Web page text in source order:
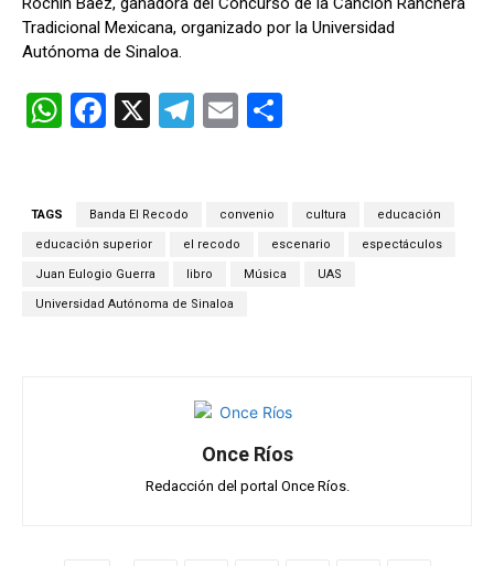
Tradicional Mexicana, organizado por la Universidad
Autónoma de Sinaloa.
W
A
p
p
F
b
o
o
k
X
T
gr
a
m
E
ar
tir
TAGS Banda El Recodo convenio cultura educación
educación superior el recodo escenario espectáculos
Juan Eulogio Guerra libro Música UAS
Universidad Autónoma de Sinaloa
Once Ríos
Redacción del portal Once Ríos.